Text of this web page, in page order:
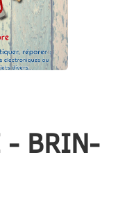
- BRIN-